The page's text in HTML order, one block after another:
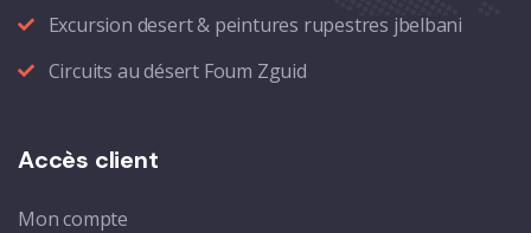
Excursion desert & peintures rupestres jbelbani
Circuits au désert Foum Zguid
Accès client
Mon compte